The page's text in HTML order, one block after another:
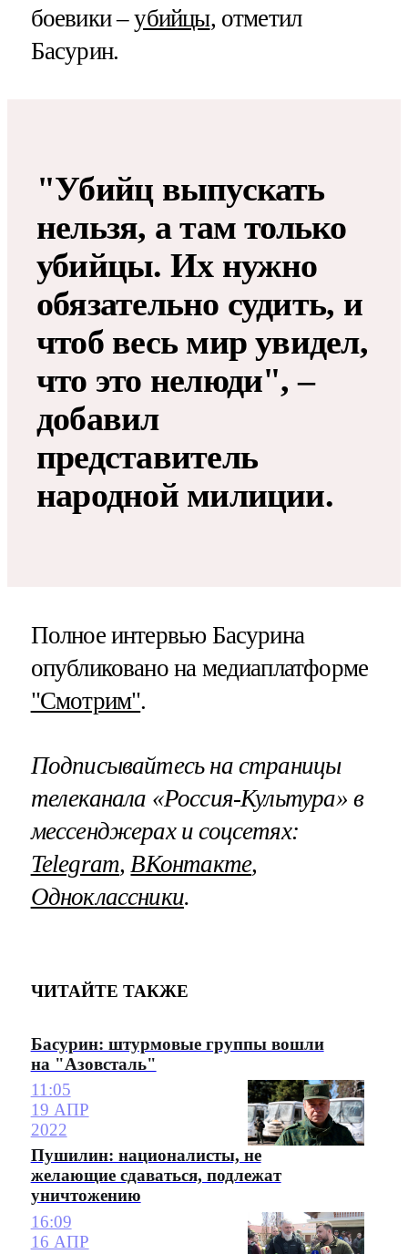
боевики –убийцы, отметил
Басурин.
"Убийц выпускать
нельзя, а там только
убийцы. Их нужно
обязательно судить, и
чтоб весь мир увидел,
что это нелюди", –
добавил
представитель
народной милиции.
Полное интервью Басурина
опубликовано на медиаплатформе
"Смотрим".
Подписывайтесь на страницы
телеканала «Россия-Культура» в
мессенджерах и соцсетях:
Telegram, ВКонтакте,
Одноклассники.
ЧИТАЙТЕ ТАКЖЕ
Басурин: штурмовые группы вошли
на "Азовсталь"
11:05
19 АПР
2022
Пушилин: националисты, не
желающие сдаваться, подлежат
уничтожению
16:09
16 АПР